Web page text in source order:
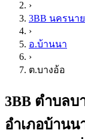
›
3BB นครนา
›
อ.บ้านนา
›
ต.บางอ้อ
3BB ตำบลบ
อำเภอบ้าน